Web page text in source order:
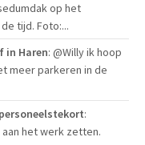
op het
tijd. Foto:...
in Haren: @Willy ik hoop
meer parkeren in de
:
het werk zetten.